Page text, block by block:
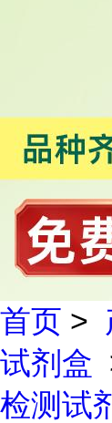
首页 >
试剂盒
检测试